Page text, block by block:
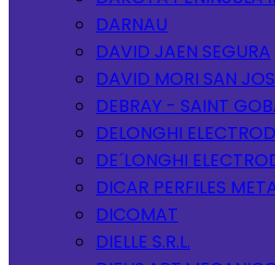
DARNAU
DAVID JAEN SEGURA
DAVID MORI SAN
DEBRAY - SAINT
DELONGHI
DE´LONGHI
DICAR PERFILES
DICOMAT
DIELLE S.R.L.